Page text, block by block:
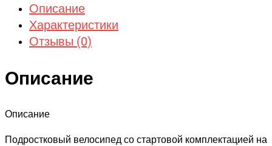
Описание
Характеристики
Отзывы (0)
Описание
Описание
Подростковый велосипед со стартовой комплектацией на